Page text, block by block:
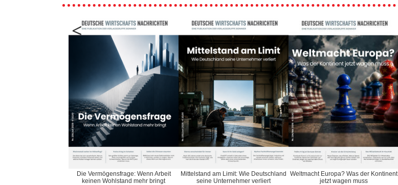
Die Vermögensfrage: Wenn Arbeit
keinen Wohlstand mehr bringt
Mittelstand am Limit: Wie Deutschland
seine Unternehmer verliert
Weltmacht Europa? Was der Kontinent
jetzt wagen muss
<